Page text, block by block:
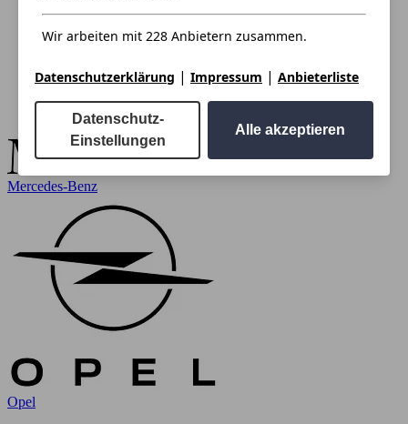
Mercedes-Benz
Opel
Wir arbeiten mit 228 Anbietern zusammen.
Datenschutzerklärung | Impressum | Anbieterliste
Datenschutz-
Einstellungen
Alle akzeptieren